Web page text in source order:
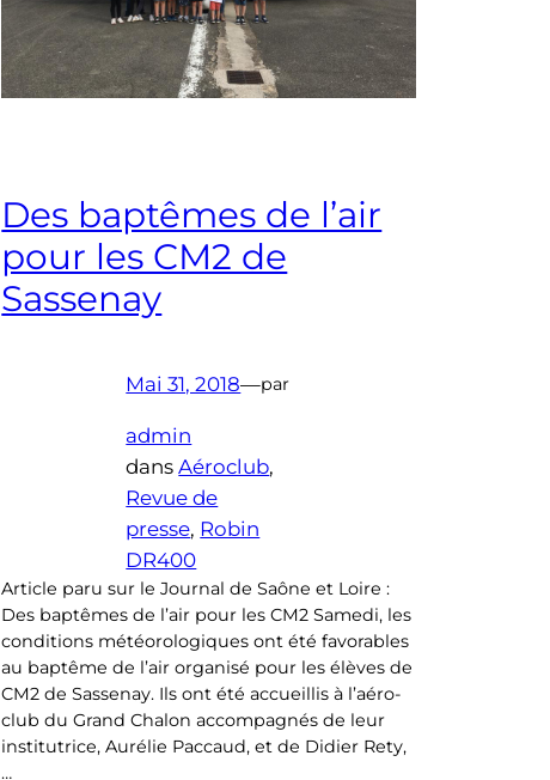
Des baptêmes de l’air
pour les CM2 de
Sassenay
Mai 31, 2018—par
admin
dansAéroclub
Revue de
presse, Robin
DR400
Article paru sur le Journal de Saône et Loire :
Des baptêmes de l’air pour les CM2 Samedi, les
conditions météorologiques ont été favorables
au baptême de l’air organisé pour les élèves de
CM2 de Sassenay. Ils ont été accueillis à l’aéro-
club du Grand Chalon accompagnés de leur
institutrice, Aurélie Paccaud, et de Didier Rety,
…